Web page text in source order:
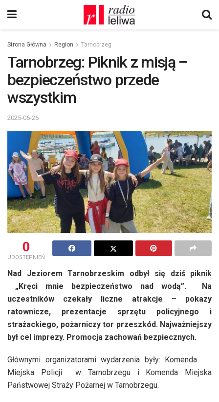
Strona Główna Region Tarnobrzeg
Tarnobrzeg: Piknik z misją –
bezpieczeństwo przede
wszystkim
2025-06-26
0
UDOSTĘPNIEŃ
Nad Jeziorem Tarnobrzeskim odbył się dziś piknik
„Kręci mnie bezpieczeństwo nad wodą”. Na
uczestników czekały liczne atrakcje – pokazy
ratownicze, prezentacje sprzętu policyjnego i
strażackiego, pożarniczy tor przeszkód. Najważniejszy
był cel imprezy. Promocja zachowań bezpiecznych.
Głównymi organizatorami wydarzenia były: Komenda
Miejska Policji w Tarnobrzegu i Komenda Miejska
Państwowej Straży Pożarnej w Tarnobrzegu.